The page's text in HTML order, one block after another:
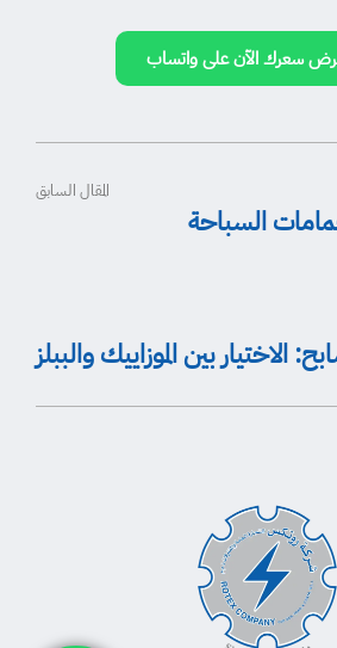
سعرك الآن على واتساب
المقال السابق
السباحة
الاختيار بين الموزاييك والببلز